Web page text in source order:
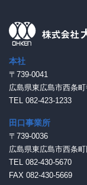
本社
〒739-0041
広島県東広島市西条町
TEL 082-423-1233
田口事業所
〒739-0036
広島県東広島市西条
TEL 082-430-5670
FAX 082-430-5669